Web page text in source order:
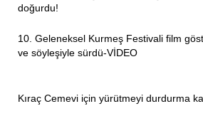
doğurdu!
10. Geleneksel Kurmeş Festivali film
ve söyleşiyle sürdü-VİDEO
Kıraç Cemevi için yürütmeyi durdurma